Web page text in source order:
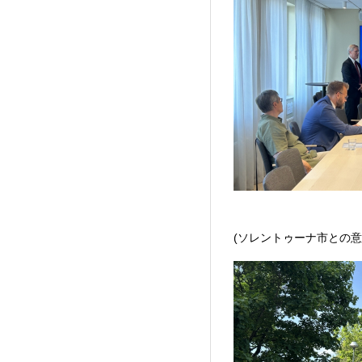
(ソレントゥーナ市との